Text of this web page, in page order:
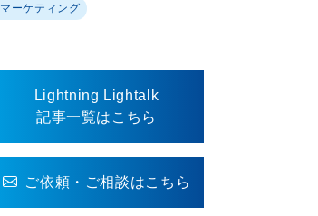
マーケティング
Lightning Lightalk
記事一覧はこちら
ご依頼・ご相談はこちら